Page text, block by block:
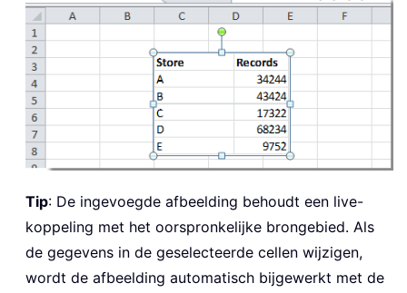
Tip: De ingevoegde afbeelding behoudt een live-
koppeling met het oorspronkelijke brongebied. Als
de gegevens in de geselecteerde cellen wijzigen,
wordt de afbeelding automatisch bijgewerkt met de